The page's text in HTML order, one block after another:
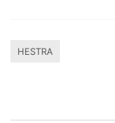
HESTRA